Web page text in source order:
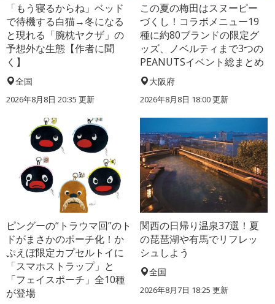
「もう寝るからね」ベッド
で待機する白猫→冬になる
と現れる「腕枕ヤクザ」の
予想外な生態【作者に聞
く】
全国
2026年8月8日 20:35 更新
この夏の梅田はスヌーピー
づくし！コラボメニュー19
種に約80ブランドの限定グ
ッズ、ノベルティまで3つの
PEANUTSイベント総まとめ
大阪府
2026年8月8日 18:00更新
ピングーの“トラウマ回”のト
ドがまさかのポーチ化！か
ぷえぼ限定カプセルトイに
「スマホストラップ」と
「フェイスポーチ」全10種
が登場
関西の日帰り温泉37選！夏
の琵琶湖や有馬でリフレッ
シュしよう
全国
2026年8月7日 18:25 更新